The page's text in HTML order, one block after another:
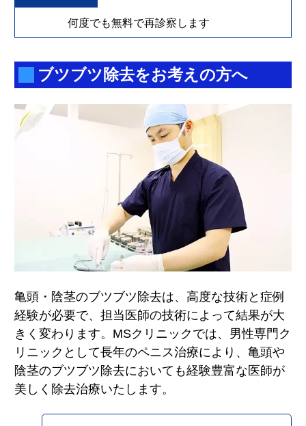
何度でも無料で再診察します
ブツブツ除去をお考えの方へ
亀頭・陰茎のブツブツ除去は、高度な技術と症例
経験が必要で、担当医師の技術によって結果が大
きく変わります。MSクリニックでは、男性専門ク
リニックとして長年のペニス治療により、亀頭や
陰茎のブツブツ除去においても経験豊富な医師が
美しく除去治療いたします。